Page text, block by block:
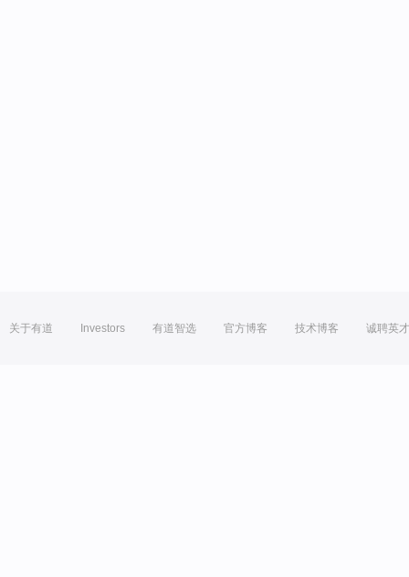
关于有道 Investors 有道智选 官方博客 技术博客 诚聘英才